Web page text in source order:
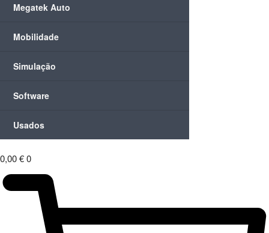
Megatek Auto
Mobilidade
Simulação
Software
Usados
0,00€0